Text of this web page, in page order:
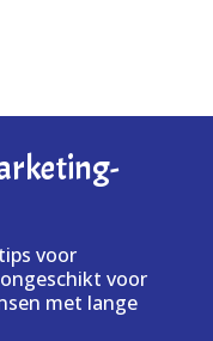
voor
voor
met lange